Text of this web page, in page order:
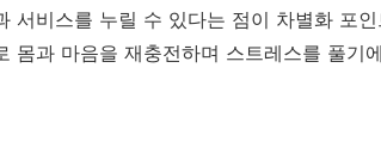
서비스를 누릴 수 있다는 점이 차별화 포
몸과 마음을 재충전하며 스트레스를 풀기